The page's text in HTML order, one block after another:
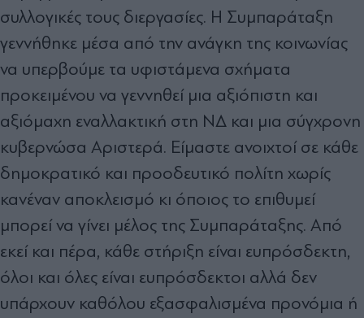
συλλογικές τους διεργασίες. Η Συμπαράταξη
γεννήθηκε μέσα από την ανάγκη της κοινωνίας
να υπερβούμε τα υφιστάμενα σχήματα
προκειμένου να γεννηθεί μια αξιόπιστη και
αξιόμαχη εναλλακτική στη ΝΔ και μια σύγχρονη
κυβερνώσα Αριστερά. Είμαστε ανοιχτοί σε κάθε
δημοκρατικό και προοδευτικό πολίτη χωρίς
κανέναν αποκλεισμό κι όποιος το επιθυμεί
μπορεί να γίνει μέλος της Συμπαράταξης. Από
εκεί και πέρα, κάθε στήριξη είναι ευπρόσδεκτη,
όλοι και όλες είναι ευπρόσδεκτοι αλλά δεν
υπάρχουν καθόλου εξασφαλισμένα προνόμια ή